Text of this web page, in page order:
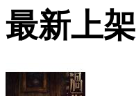
最新上架